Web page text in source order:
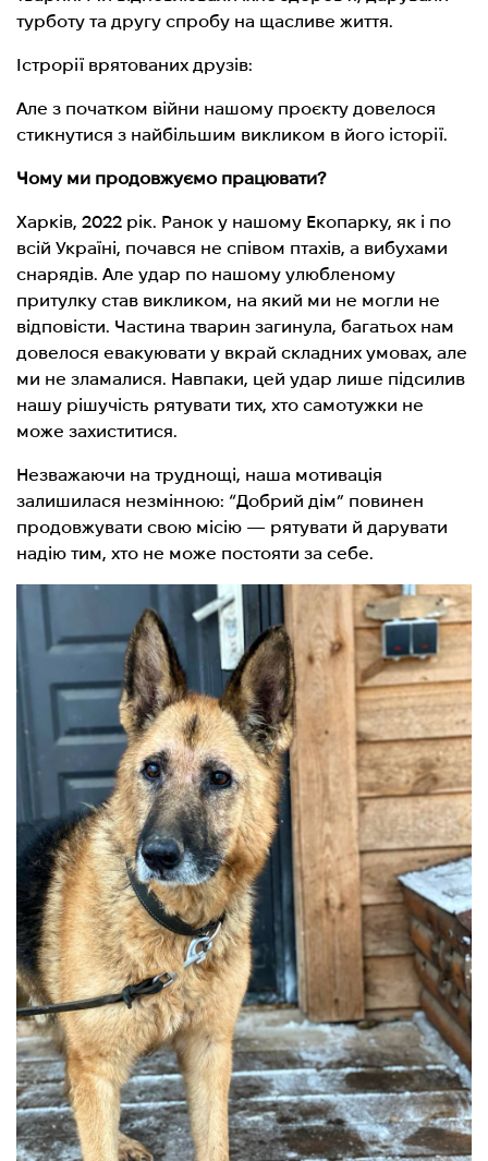
турботу та другу спробу на щасливе життя.
Істрорії врятованих друзів:
Але з початком війни нашому проєкту довелося
стикнутися з найбільшим викликом в його історії.
Чому ми продовжуємо працювати?
Харків, 2022 рік. Ранок у нашому Екопарку, як і по
всій Україні, почався не співом птахів, а вибухами
снарядів. Але удар по нашому улюбленому
притулку став викликом, на який ми не могли не
відповісти. Частина тварин загинула, багатьох нам
довелося евакуювати у вкрай складних умовах, але
ми не зламалися. Навпаки, цей удар лише підсилив
нашу рішучість рятувати тих, хто самотужки не
може захиститися.
Незважаючи на труднощі, наша мотивація
залишилася незмінною: “Добрий дім” повинен
продовжувати свою місію — рятувати й дарувати
надію тим, хто не може постояти за себе.